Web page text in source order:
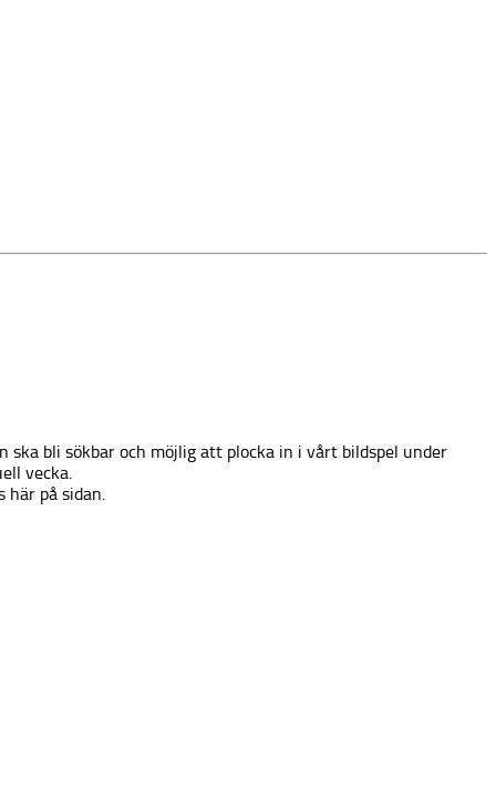
ska bli sökbar och möjlig att plocka in i vårt bildspel under
vecka.
här på sidan.